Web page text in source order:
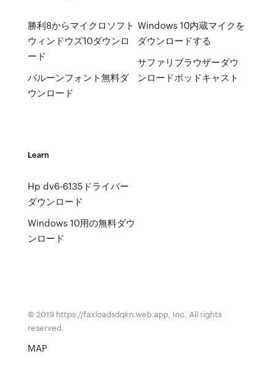
勝利8からマイクロソフト
ウィンドウズ10ダウンロ
ード
バルーンフォント無料ダ
ウンロード
Windows 10内蔵マイクを
ダウンロードする
サファリブラウザーダウ
ンロードポッドキャスト
Learn
Hp dv6-6135ドライバー
ダウンロード
Windows 10用の無料ダウ
ンロード
© 2019 https://faxloadsdqkn.web.app, Inc. All rights
reserved.
MAP